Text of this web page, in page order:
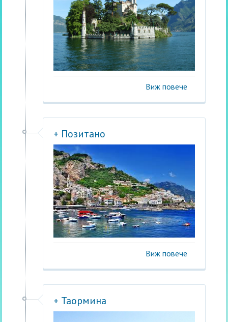
Виж повече
+ Позитано
Виж повече
+ Таормина